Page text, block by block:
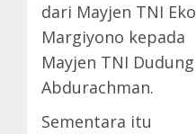
dari Mayjen TNI Eko
Margiyono kepada
Mayjen TNI Dudung
Abdurachman.
Sementara itu